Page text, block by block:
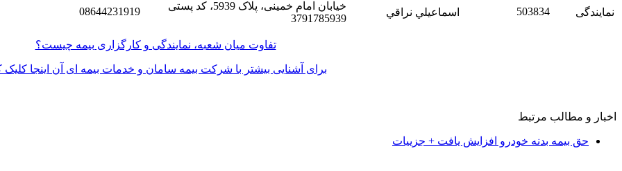
نمایندگی 503834 اسماعيلي نراقي
خیابان امام خمینی، پلاک 5939، کد پستی
3791785939
08644231919
تفاوت میان شعبه، نمایندگی و کارگزاری بیمه چیست؟
برای آشنایی بیشتر با شرکت بیمه سامان و خدمات بیمه ای آن اینجا کلیک
اخبار و مطالب مرتبط
حق بیمه بدنه خودرو افزایش یافت + جزییات